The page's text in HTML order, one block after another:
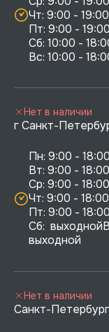
Чт: 9:00 - 19:00
Пт: 9:00 - 19:00
Сб: 10:00 -
г Санкт-
Пн: 9:00 - 18:00
Вт: 9:00 - 18:00
Ср: 9:00 - 18:00
Чт: 9:00 - 18:00
Пт: 9:00 - 18:00
Сб:
выходной
Нет в наличии
Санкт-
Нет в наличии